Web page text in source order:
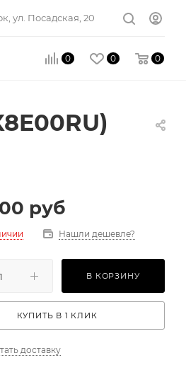
ул. Посадская, 20
0 0 0
руб
Нашли дешевле?
В КОРЗИНУ
КУПИТЬ В 1 КЛИК
доставку